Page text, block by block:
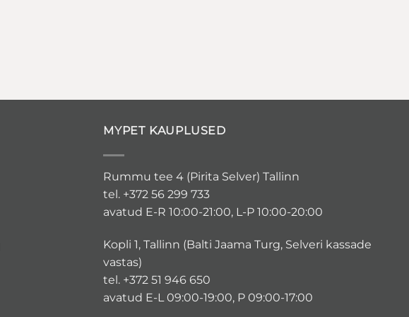
MYPET KAUPLUSED
Rummu tee 4 (Pirita Selver) Tallinn
tel. +372 56 299 733
avatud E-R 10:00-21:00, L-P 10:00-20:00
Kopli 1, Tallinn (Balti Jaama Turg, Selveri kassade
vastas)
tel. +372 51 946 650
avatud E-L 09:00-19:00, P 09:00-17:00